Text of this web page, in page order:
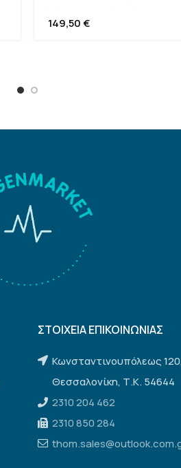
149,50€
ΣΤΟΙΧΕΙΑ ΕΠΙΚΟΙΝΩΝΙΑΣ
Κωνσταντινουπόλεως
Θεσσαλονίκη, Τ.Κ. 54644
2310 204 462
2310 850 284